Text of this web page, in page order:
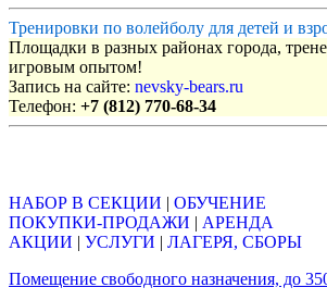
Тренировки по волейболу для детей и
Площадки в разных районах города,
игровым опытом!
Запись на сайте: nevsky-bears.ru
Телефон: +7 (812) 770-68-34
НАБОР В СЕКЦИИ | ОБУЧЕНИЕ
ПОКУПКИ-ПРОДАЖИ | АРЕНДА
АКЦИИ | УСЛУГИ | ЛАГЕРЯ, СБОРЫ
Помещение свободного назначения, до